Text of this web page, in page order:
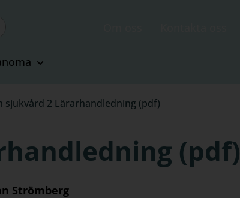
sjukvård 2 Lärarhandledning (pdf)
(pdf)
Strömberg